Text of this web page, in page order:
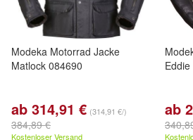
Modeka Motorrad Jacke
Matlock 084690
ab 314,91 € (314,91 €/)
384,89 €
Kostenloser Versand
ab